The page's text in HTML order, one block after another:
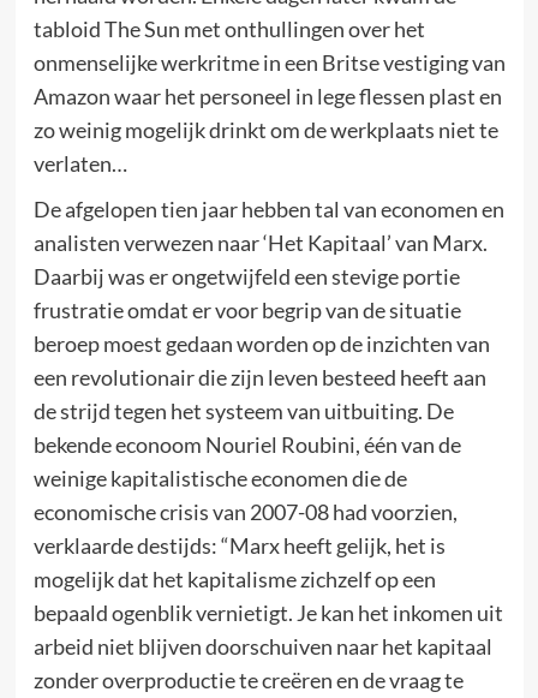
tabloid The Sun met onthullingen over het
onmenselijke werkritme in een Britse vestiging van
Amazon waar het personeel in lege flessen plast en
zo weinig mogelijk drinkt om de werkplaats niet te
verlaten…
De afgelopen tien jaar hebben tal van economen en
analisten verwezen naar ‘Het Kapitaal’ van Marx.
Daarbij was er ongetwijfeld een stevige portie
frustratie omdat er voor begrip van de situatie
beroep moest gedaan worden op de inzichten van
een revolutionair die zijn leven besteed heeft aan
de strijd tegen het systeem van uitbuiting. De
bekende econoom Nouriel Roubini, één van de
weinige kapitalistische economen die de
economische crisis van 2007-08 had voorzien,
verklaarde destijds: “Marx heeft gelijk, het is
mogelijk dat het kapitalisme zichzelf op een
bepaald ogenblik vernietigt. Je kan het inkomen uit
arbeid niet blijven doorschuiven naar het kapitaal
zonder overproductie te creëren en de vraag te